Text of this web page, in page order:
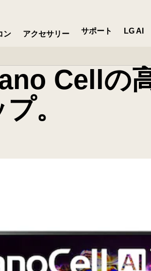
ン アクセサリー サポート
LG AI
なサイズラインアップ。
Cellの
。